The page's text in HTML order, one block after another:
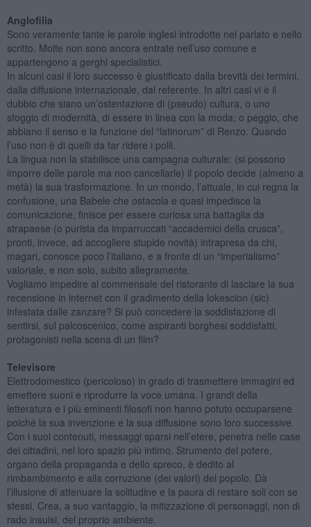
Anglofilia
Sono veramente tante le parole inglesi introdotte nel parlato e nello
scritto. Molte non sono ancora entrate nell’uso comune e
appartengono a gerghi specialistici.
In alcuni casi il loro successo è giustificato dalla brevità dei termini,
dalla diffusione internazionale, dal referente. In altri casi vi è il
dubbio che siano un’ostentazione di (pseudo) cultura, o uno
sfoggio di modernità, di essere in linea con la moda; o peggio, che
abbiano il senso e la funzione del “latinorum” di Renzo. Quando
l’uso non è di quelli da far ridere i polli.
La lingua non la stabilisce una campagna culturale: (si possono
imporre delle parole ma non cancellarle) il popolo decide (almeno a
metà) la sua trasformazione. In un mondo, l’attuale, in cui regna la
confusione, una Babele che ostacola e quasi impedisce la
comunicazione, finisce per essere curiosa una battaglia da
strapaese (o purista da imparruccati “accademici della crusca”,
pronti, invece, ad accogliere stupide novità) intrapresa da chi,
magari, conosce poco l’italiano, e a fronte di un “imperialismo”
valoriale, e non solo, subito allegramente.
Vogliamo impedire al commensale del ristorante di lasciare la sua
recensione in internet con il gradimento della lokescion (sic)
infestata dalle zanzare? Si può concedere la soddisfazione di
sentirsi, sul palcoscenico, come aspiranti borghesi soddisfatti,
protagonisti nella scena di un film?
Televisore
Elettrodomestico (pericoloso) in grado di trasmettere immagini ed
emettere suoni e riprodurre la voce umana. I grandi della
letteratura e i più eminenti filosofi non hanno potuto occuparsene
poiché la sua invenzione e la sua diffusione sono loro successive.
Con i suoi contenuti, messaggi sparsi nell’etere, penetra nelle case
dei cittadini, nel loro spazio più intimo. Strumento del potere,
organo della propaganda e dello spreco, è dedito al
rimbambimento e alla corruzione (dei valori) del popolo. Dà
l’illusione di attenuare la solitudine e la paura di restare soli con se
stessi. Crea, a suo vantaggio, la mitizzazione di personaggi, non di
rado insulsi, del proprio ambiente.